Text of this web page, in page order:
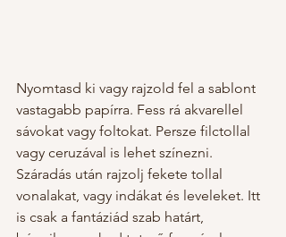
Nyomtasd ki vagy rajzold fel a sablont
vastagabb papírra. Fess rá akvarellel
sávokat vagy foltokat. Persze filctollal
vagy ceruzával is lehet színezni.
Száradás után rajzolj fekete tollal
vonalakat, vagy indákat és leveleket. Itt
is csak a fantáziád szab határt,